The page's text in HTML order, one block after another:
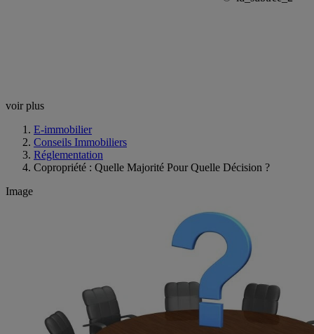
voir plus
E-immobilier
Conseils Immobiliers
Réglementation
Copropriété : Quelle Majorité Pour Quelle Décision ?
Image